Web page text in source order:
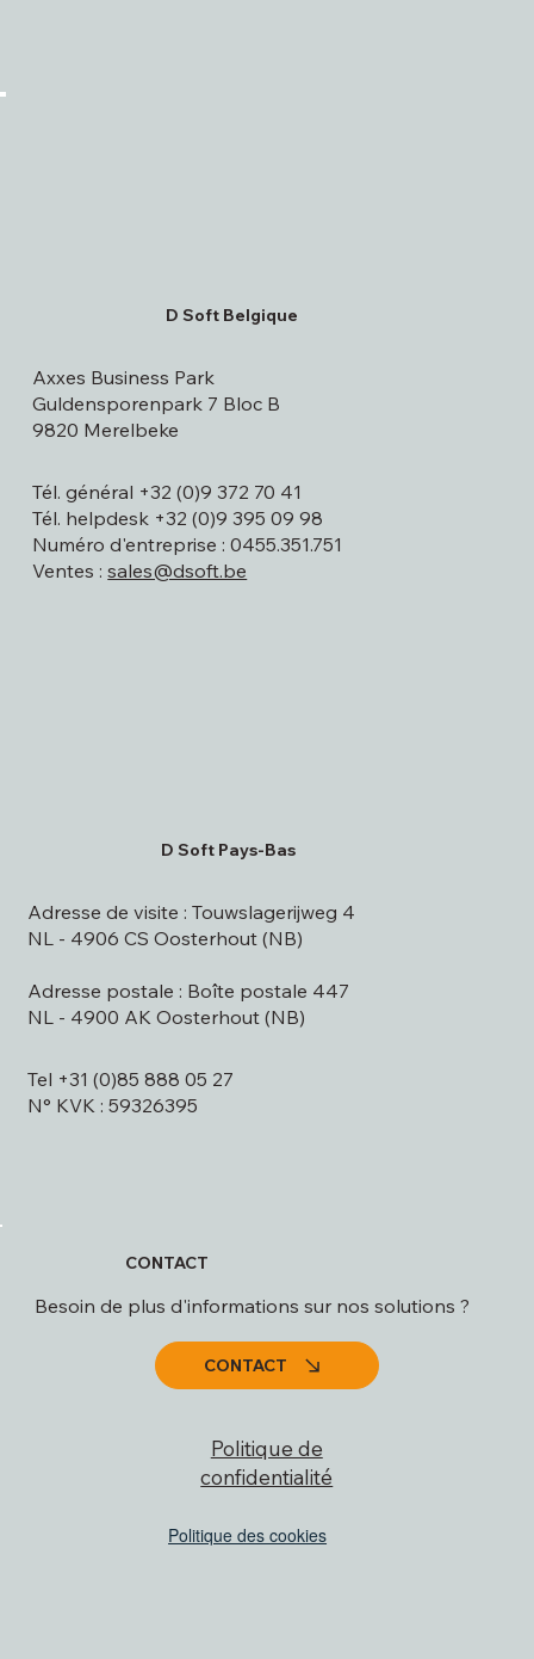
D Soft Pays-Bas
Adresse de visite : Touwslagerijweg 4
NL - 4906 CS Oosterhout (NB)
Adresse postale : Boîte postale 447
NL - 4900 AK Oosterhout (NB)
Tel +31 (0)85 888 05 27
N° KVK : 59326395
CONTACT
Besoin de plus d'informations sur nos solutions ?
CONTACT
Politique de
confidentialité
Politique des cookies
D Soft Belgique
Axxes Business Park
Guldensporenpark 7 Bloc B
9820 Merelbeke
Tél. général +32 (0)9 372 70 41
Tél. helpdesk +32 (0)9 395 09 98
Numéro d'entreprise : 0455.351.751
Ventes :sales@dsoft.be